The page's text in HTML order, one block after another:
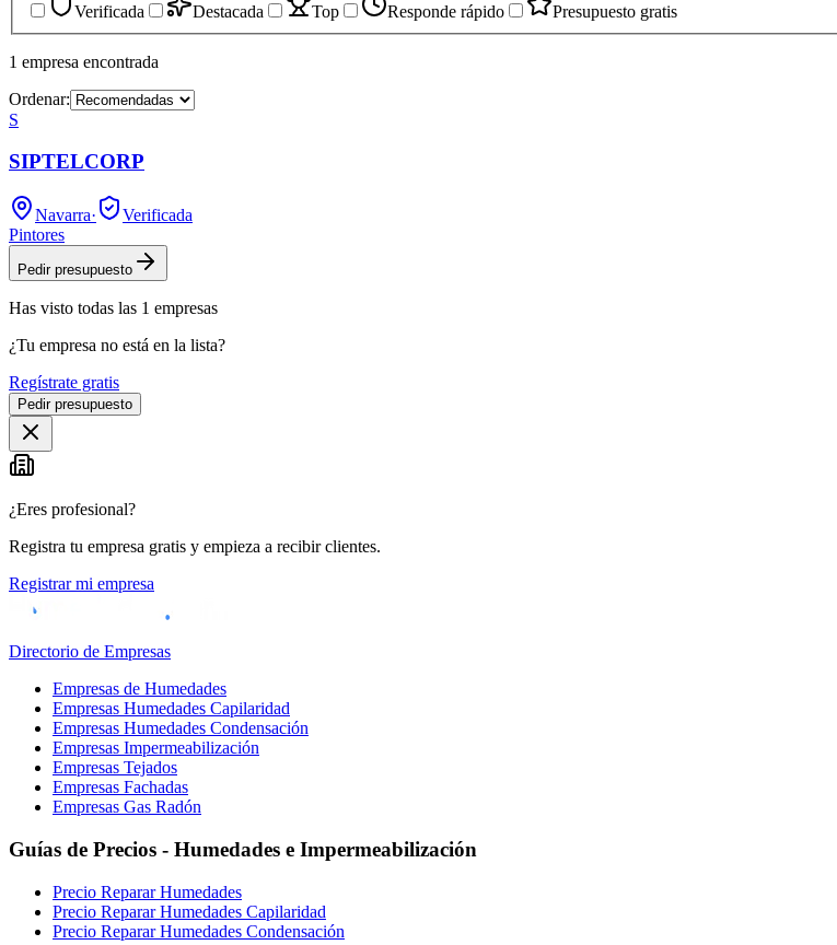
Verificada
Destacada Top Responde rápido Presupuesto gratis
1 empresa encontrada
Ordenar:
S
SIPTELCORP
Navarra·
Verificada
Pintores
Pedir presupuesto
Has visto todas las 1 empresas
¿Tu empresa no está en la lista?
Regístrate gratis
Pedir presupuesto
¿Eres profesional?
Registra tu empresa gratis y empieza a recibir clientes.
Registrar mi empresa
Directorio de Empresas
Empresas de Humedades
Empresas Humedades Capilaridad
Empresas Humedades Condensación
Empresas Impermeabilización
Empresas Tejados
Empresas Fachadas
Empresas Gas Radón
Guías de Precios - Humedades e Impermeabilización
Precio Reparar Humedades
Precio Reparar Humedades Capilaridad
Precio Reparar Humedades Condensación